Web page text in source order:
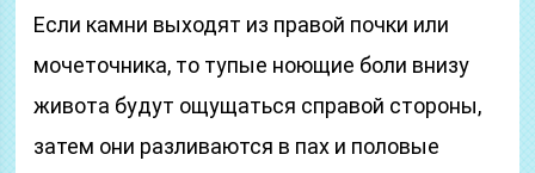
Если камни выходят из правой почки или
мочеточника, то тупые ноющие боли внизу
живота будут ощущаться справой стороны,
затем они разливаются в пах и половые